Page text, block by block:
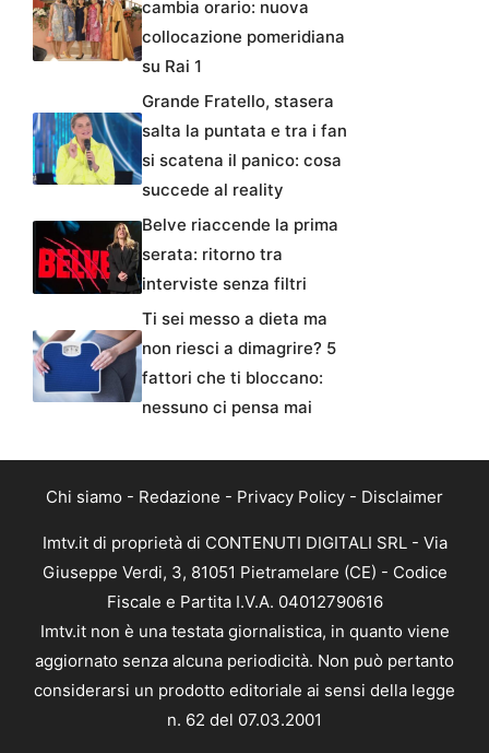
cambia orario: nuova
collocazione pomeridiana
su Rai 1
Grande Fratello, stasera
salta la puntata e tra i fan
si scatena il panico: cosa
succede al reality
Belve riaccende la prima
serata: ritorno tra
interviste senza filtri
Ti sei messo a dieta ma
non riesci a dimagrire? 5
fattori che ti bloccano:
nessuno ci pensa mai
Chi siamo - Redazione - Privacy Policy - Disclaimer
Imtv.it di proprietà di CONTENUTI DIGITALI SRL - Via
Giuseppe Verdi, 3, 81051 Pietramelare (CE) - Codice
Fiscale e Partita I.V.A. 04012790616
Imtv.it non è una testata giornalistica, in quanto viene
aggiornato senza alcuna periodicità. Non può pertanto
considerarsi un prodotto editoriale ai sensi della legge
n. 62 del 07.03.2001